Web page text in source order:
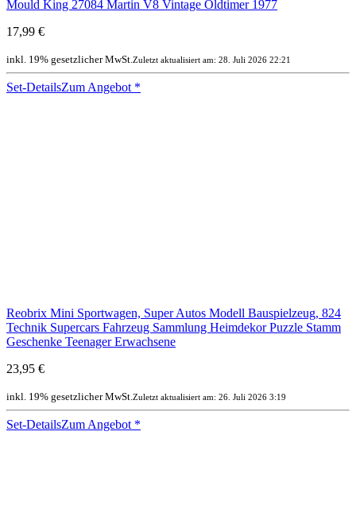
Mould King 27084 Martin V8 Vintage Oldtimer 1977
17,99 €
inkl. 19% gesetzlicher MwSt. Zuletzt aktualisiert am: 28. Juli 2026 22:21
Set-DetailsZum Angebot *
Reobrix Mini Sportwagen, Super Autos Modell Bauspielzeug, 824
Technik Supercars Fahrzeug Sammlung Heimdekor Puzzle Stamm
Geschenke Teenager Erwachsene
23,95 €
inkl. 19% gesetzlicher MwSt. Zuletzt aktualisiert am: 26. Juli 2026 3:19
Set-DetailsZum Angebot *